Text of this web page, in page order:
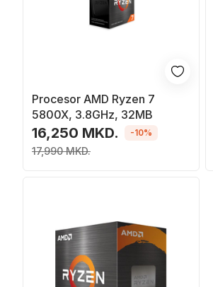
Procesor AMD Ryzen 7
5800X, 3.8GHz, 32MB
16,250 MKD.
17,990 MKD.
-10%